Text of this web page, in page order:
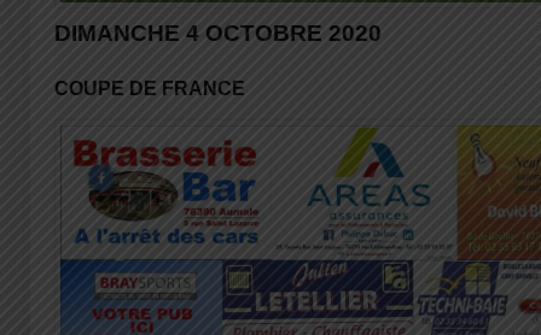
DIMANCHE 4 OCTOBRE 2020
COUPE DE FRANCE